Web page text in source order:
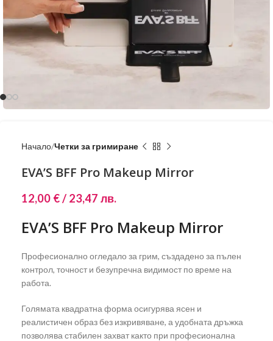
Начало Четки за гримиране
EVA’S BFF Pro Makeup Mirror
12,00 €/ 23,47 лв.
EVA’S BFF Pro Makeup Mirror
Професионално огледало за грим, създадено за пълен
контрол, точност и безупречна видимост по време на
работа.
Голямата квадратна форма осигурява ясен и
реалистичен образ без изкривяване, а удобната дръжка
позволява стабилен захват както при професионална